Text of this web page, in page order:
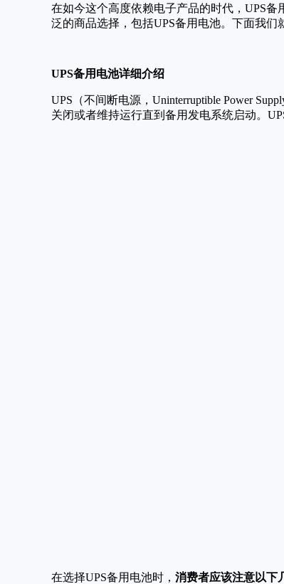
在如今这个高度依赖电子产品的时代，UPS
泛的商品选择，包括UPS备用电池。下面我们
UPS备用电池详细介绍
UPS（不间断电源，Uninterruptible Power
关闭或者维持运行直到备用发电系统启动。
在选择UPS备用电池时， 消费者应该注意以下